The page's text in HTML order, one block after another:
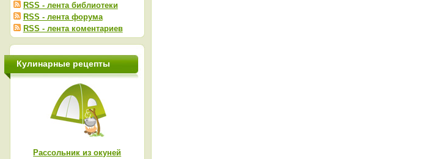
RSS - лента библиотеки
RSS - лента форума
RSS - лента коментариев
Кулинарные рецепты
Рассольник из окуней